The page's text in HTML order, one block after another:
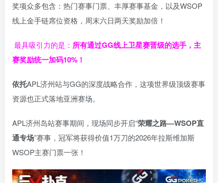
奖项众多包含：热门赛事门票、丰厚赛事基金，以及WSOP
线上金手链席位资格， 周末六日两天奖励加倍！
最具吸引力的是： 所有通过GG线上卫星赛晋级的选手，主
赛奖励统一加码10% ！
依托APL济州站与GG的深度战略合作，这项世界级顶级赛事
资源也正式落地亚洲赛场。
APL济州岛站赛事期间，现场同步开启“荣耀之路—WSOP直
通专场”赛事，冠军将获得价值1万刀的2026年拉斯维加斯
WSOP主赛门票一张！